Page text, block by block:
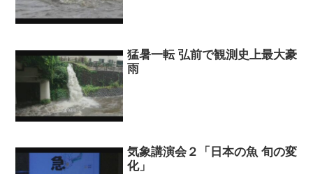
猛暑一転 弘前で観測史上最大豪
雨
気象講演会２「日本の魚 旬の変
化」